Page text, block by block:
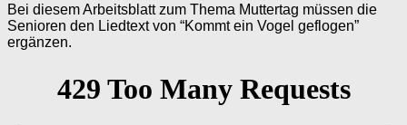
Bei diesem Arbeitsblatt zum Thema Muttertag müssen die
Senioren den Liedtext von “Kommt ein Vogel geflogen”
ergänzen.